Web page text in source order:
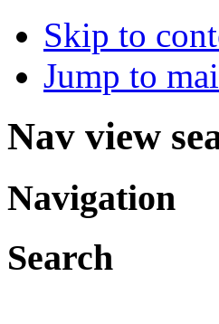
Skip to
Jump to
Nav view
Navigation
Search